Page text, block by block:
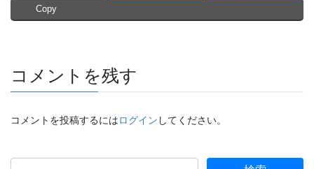
Copy
コメントを残す
コメントを投稿するにはログイン してください。